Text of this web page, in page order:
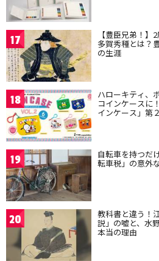
17 【豊臣兄弟！】
多賀秀種とは？
の生涯
18 ハローキティ、
コインケースに
インケース」第
19 自転車を持つだ
転車税」の意外
20 教科書と違う！
説」の嘘と、水
本当の理由